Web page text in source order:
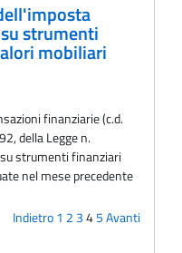
strumenti
mobiliari
finanziarie (c.d.
della Legge n.
strumenti finanziari
nel mese precedente
Indietro1 2 345Avanti